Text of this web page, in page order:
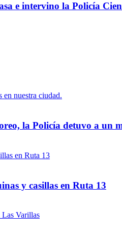
e intervino la Policía
la Policía detuvo a un
y casillas en Ruta 13